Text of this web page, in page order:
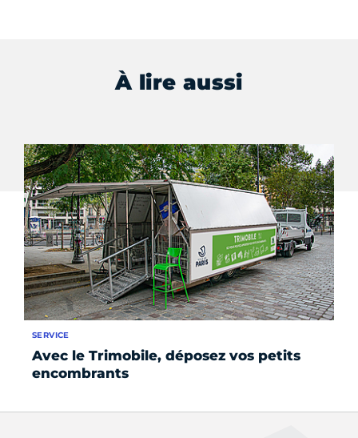
À lire aussi
Avec le Trimobile, déposez vos petits
encombrants
SERVICE